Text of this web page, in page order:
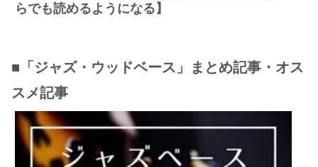
らでも読めるようになる】
■「ジャズ・ウッドベース」まとめ記事・オス
スメ記事